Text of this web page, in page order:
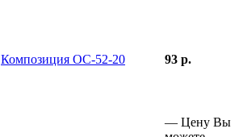
Композиция ОС-52-20 93 р.
— Цену Вы